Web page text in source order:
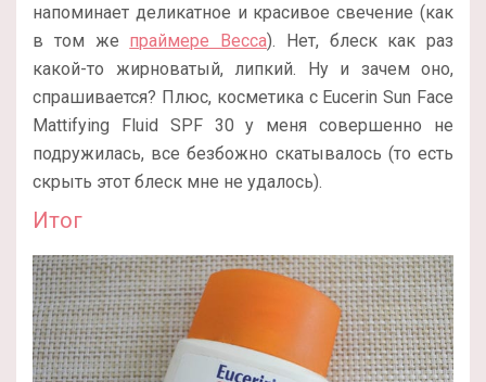
напоминает деликатное и красивое свечение (как
в том же праймере Becca). Нет, блеск как раз
какой-то жирноватый, липкий. Ну и зачем оно,
спрашивается? Плюс, косметика с Eucerin Sun Face
Mattifying Fluid SPF 30 у меня совершенно не
подружилась, все безбожно скатывалось (то есть
скрыть этот блеск мне не удалось).
Итог